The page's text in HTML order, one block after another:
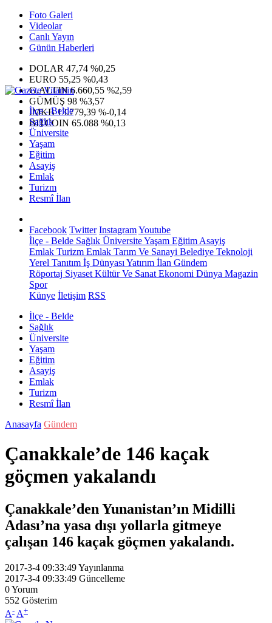
Foto Galeri
Videolar
Canlı Yayın
Günün Haberleri
DOLAR 47,74 %0,25
EURO 55,25 %0,43
G.ALTIN6.660,55 %2,59
GÜMÜŞ 98 %3,57
IMKB13.779,39 %-0,14
BITCOIN 65.088 %0,13
İlçe - Belde
Sağlık
Üniversite
Yaşam
Eğitim
Asayiş
Emlak
Turizm
Resmî İlan
Facebook Twitter InstagramYoutube
İlçe - Belde Sağlık ÜniversiteYaşam Eğitim Asayiş
Emlak Turizm Emlak Tarım Ve Sanayi Belediye Teknoloji
Yerel Tanıtım İş Dünyası Yatırım İlan Gündem
Röportaj Siyaset Kültür Ve Sanat Ekonomi Dünya Magazin
Spor
Künye İletişim RSS
İlçe - Belde
Sağlık
Üniversite
Yaşam
Eğitim
Asayiş
Emlak
Turizm
Resmî İlan
Anasayfa Gündem
Çanakkale’de 146 kaçak
göçmen yakalandı
Çanakkale’den Yunanistan’ın Midilli
Adası’na yasa dışı yollarla gitmeye
çalışan 146 kaçak göçmen yakalandı.
2017-3-4 09:33:49Yayınlanma
2017-3-4 09:33:49 Güncelleme
0Yorum
552 Gösterim
A- A+